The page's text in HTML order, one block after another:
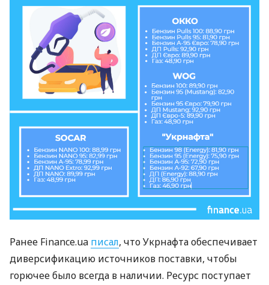
Ранее Finance.ua писал, что Укрнафта обеспечивает
диверсификацию источников поставки, чтобы
горючее было всегда в наличии. Ресурс поступает